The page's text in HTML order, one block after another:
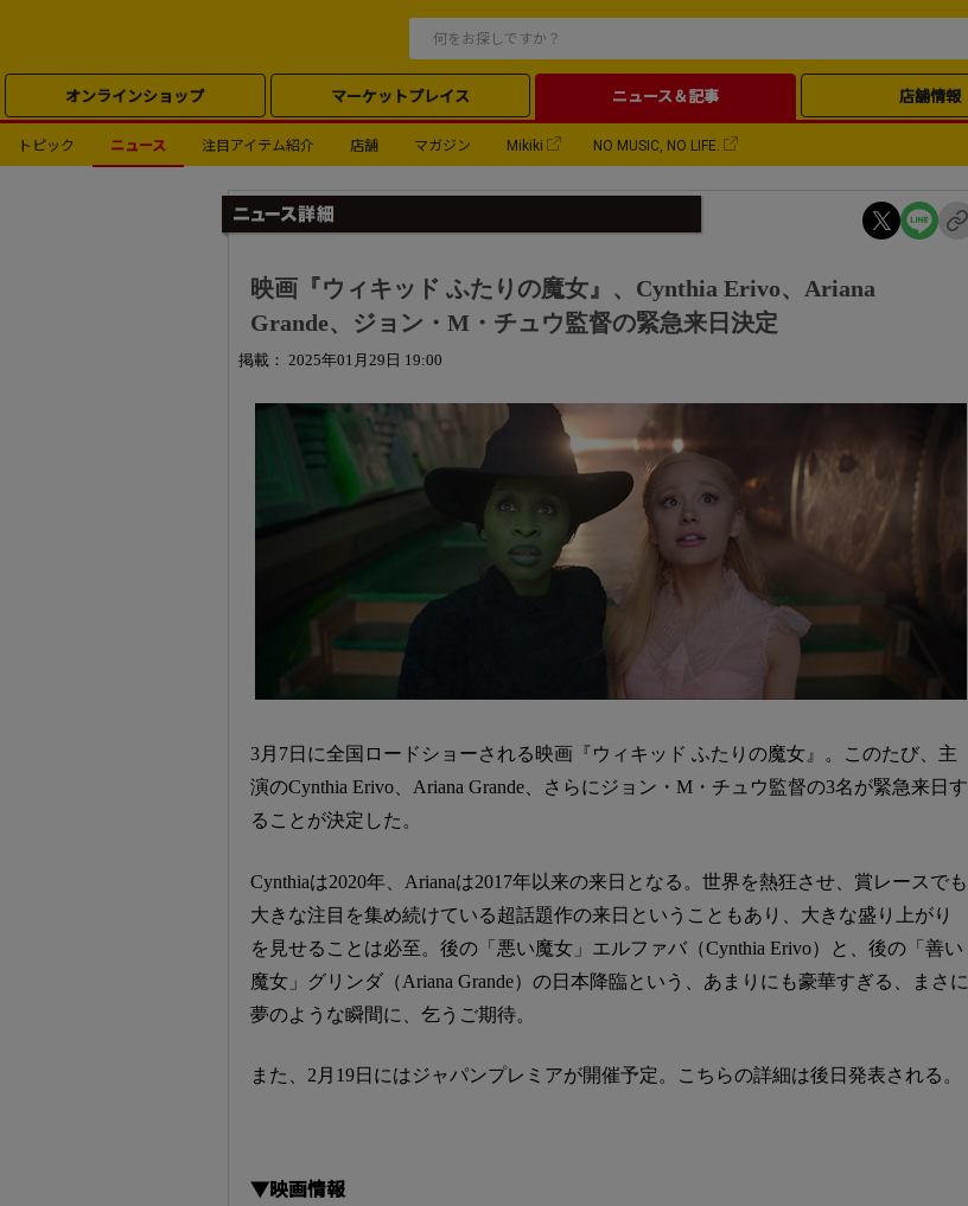
オンラインショップ マーケットプレイス ニュース＆記事 店舗情報
トピック ニュース 注目アイテム紹介 店舗 マガジン Mikiki NO MUSIC, NO LIFE.
映画『ウィキッド ふたりの魔女』、Cynthia Erivo、Ariana
Grande、ジョン・M・チュウ監督の緊急来日決定
掲載： 2025年01月29日 19:00
3月7日に全国ロードショーされる映画『ウィキッド ふたりの魔女』。このたび、主
演のCynthia Erivo、Ariana Grande、さらにジョン・M・チュウ監督の3名が緊急来日す
ることが決定した。
Cynthiaは2020年、Arianaは2017年以来の来日となる。世界を熱狂させ、賞レースでも
大きな注目を集め続けている超話題作の来日ということもあり、大きな盛り上がり
を見せることは必至。後の「悪い魔女」エルファバ（Cynthia Erivo）と、後の「善い
魔女」グリンダ（Ariana Grande）の日本降臨という、あまりにも豪華すぎる、まさに
夢のような瞬間に、乞うご期待。
また、2月19日にはジャパンプレミアが開催予定。こちらの詳細は後日発表される。
▼映画情報